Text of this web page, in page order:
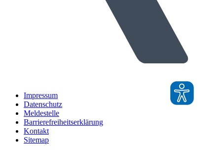
Impressum
Datenschutz
Meldestelle
Barrierefreiheitserklärung
Kontakt
Sitemap